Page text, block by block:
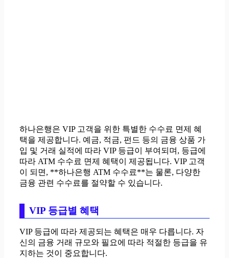
하나은행은 VIP 고객을 위한 특별한 수수료 면제 혜
택을 제공합니다. 예금, 적금, 펀드 등의 금융 상품 가
입 및 거래 실적에 따라 VIP 등급이 부여되며, 등급에
따라 ATM 수수료 면제 혜택이 제공됩니다. VIP 고객
이 되면, **하나은행 ATM 수수료**는 물론, 다양한
금융 관련 수수료를 절약할 수 있습니다.
VIP 등급별 혜택
VIP 등급에 따라 제공되는 혜택은 매우 다릅니다. 자
신의 금융 거래 규모와 필요에 따라 적절한 등급을 유
지하는 것이 중요합니다.